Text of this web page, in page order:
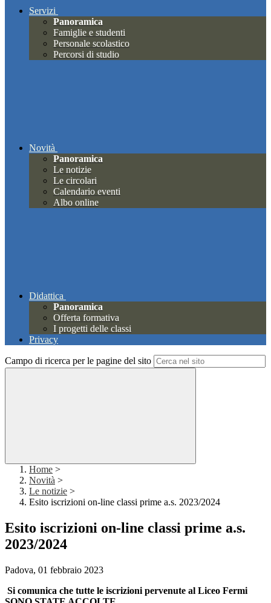
Servizi
Panoramica
Famiglie e studenti
Personale scolastico
Percorsi di studio
Novità
Panoramica
Le notizie
Le circolari
Calendario eventi
Albo online
Didattica
Panoramica
Offerta formativa
I progetti delle classi
Privacy
Campo di ricerca per le pagine del sito
Home >
Novità >
Le notizie >
Esito iscrizioni on-line classi prime a.s. 2023/2024
Esito iscrizioni on-line classi prime a.s.
2023/2024
Padova, 01 febbraio 2023
Si comunica che tutte le iscrizioni pervenute al Liceo Fermi